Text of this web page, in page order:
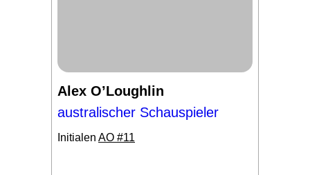
Alex O’Loughlin
australischer Schauspieler
Initialen AO #11